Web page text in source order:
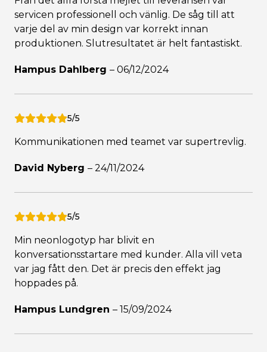
servicen professionell och vänlig. De såg till att
varje del av min design var korrekt innan
produktionen. Slutresultatet är helt fantastiskt.
Hampus Dahlberg – 06/12/2024
5/5
Kommunikationen med teamet var supertrevlig.
David Nyberg – 24/11/2024
5/5
Min neonlogotyp har blivit en
konversationsstartare med kunder. Alla vill veta
var jag fått den. Det är precis den effekt jag
hoppades på.
Hampus Lundgren – 15/09/2024